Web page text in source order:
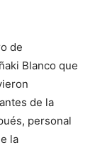
de
Blanco que
de la
personal
la